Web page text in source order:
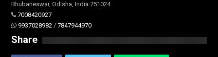
Bhubaneswar, Odisha, India 751024
7008420927
9937028982 / 7847944970
Share